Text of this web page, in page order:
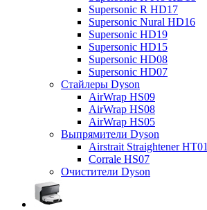
Supersonic R HD17
Supersonic Nural HD16
Supersonic HD19
Supersonic HD15
Supersonic HD08
Supersonic HD07
Стайлеры Dyson
AirWrap HS09
AirWrap HS08
AirWrap HS05
Выпрямители Dyson
Airstrait Straightener HT01
Corrale HS07
Очистители Dyson